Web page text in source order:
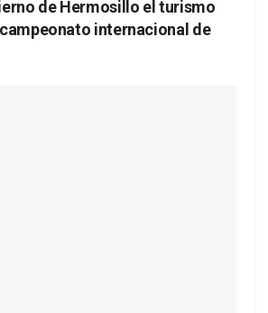
de Hermosillo el turismo
internacional de